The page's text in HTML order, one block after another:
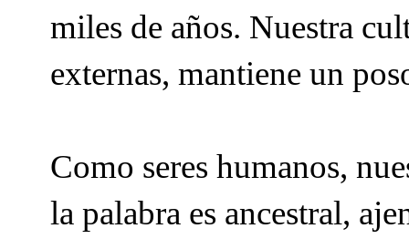
miles de años. Nuestra
externas, mantiene un
Como seres humanos,
la palabra es ancestral,